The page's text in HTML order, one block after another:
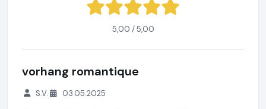
5,00 / 5,00
vorhang romantique
S.V. 03.05.2025